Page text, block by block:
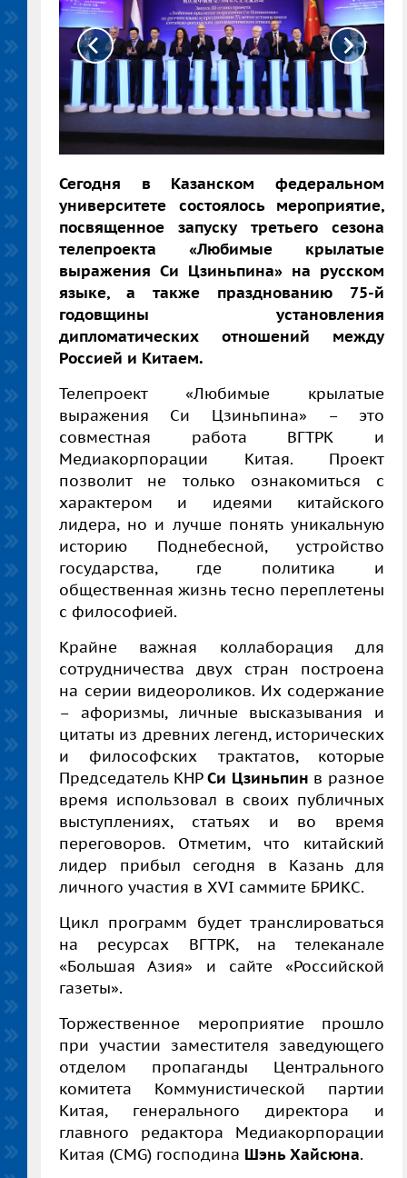
Сегодня в Казанском федеральном
университете состоялось мероприятие,
посвященное запуску третьего сезона
телепроекта «Любимые крылатые
выражения Си Цзиньпина» на русском
языке, а также празднованию 75-й
годовщины установления
дипломатических отношений между
Россией и Китаем.
Телепроект «Любимые крылатые
выражения Си Цзиньпина» – это
совместная работа ВГТРК и
Медиакорпорации Китая. Проект
позволит не только ознакомиться с
характером и идеями китайского
лидера, но и лучше понять уникальную
историю Поднебесной, устройство
государства, где политика и
общественная жизнь тесно переплетены
с философией.
Крайне важная коллаборация для
сотрудничества двух стран построена
на серии видеороликов. Их содержание
– афоризмы, личные высказывания и
цитаты из древних легенд, исторических
и философских трактатов, которые
Председатель КНРСи Цзиньпин в разное
время использовал в своих публичных
выступлениях, статьях и во время
переговоров. Отметим, что китайский
лидер прибыл сегодня в Казань для
личного участия в XVI саммите БРИКС.
Цикл программ будет транслироваться
на ресурсах ВГТРК, на телеканале
«Большая Азия» и сайте «Российской
газеты».
Торжественное мероприятие прошло
при участии заместителя заведующего
отделом пропаганды Центрального
комитета Коммунистической партии
Китая, генерального директора и
главного редактора Медиакорпорации
Китая (CMG) господина Шэнь Хайсюна.